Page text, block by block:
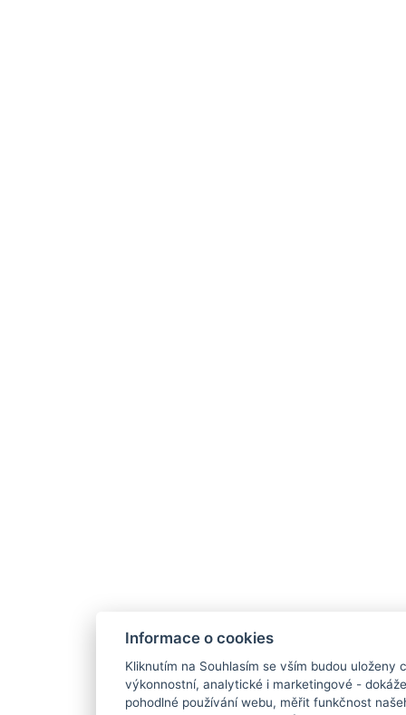
Informace o cookies
Kliknutím na Souhlasím se vším budou uloženy
výkonnostní, analytické i marketingové -
pohodlné používání webu, měřit funkčnost